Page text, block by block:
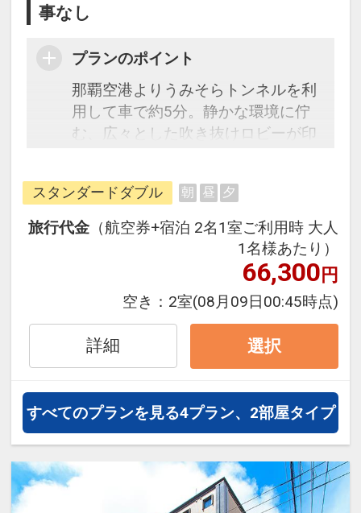
事なし
プランのポイント
那覇空港よりうみそらトンネルを利
用して車で約5分。静かな環境に佇
む、広々とした吹き抜けロビーが印
エーション豊富な客室タイプは、フ
ァミリーやグループにもおすすめで
す。
スタンダードダブル 朝 昼 夕
旅行代金 （航空券+宿泊 2名1室ご利用時 大人
1名様あたり）
66,300円
空き： 2室(08月09日00:45時点)
詳細 選択
すべてのプランを見る4プラン、2部屋タイプ